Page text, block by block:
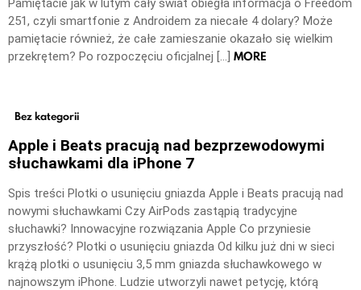
Pamiętacie jak w lutym cały świat obiegła informacja o Freedom
251, czyli smartfonie z Androidem za niecałe 4 dolary? Może
pamiętacie również, że całe zamieszanie okazało się wielkim
przekrętem? Po rozpoczęciu oficjalnej […] MORE
Bez kategorii
Apple i Beats pracują nad bezprzewodowymi
słuchawkami dla iPhone 7
Spis treści Plotki o usunięciu gniazda Apple i Beats pracują nad
nowymi słuchawkami Czy AirPods zastąpią tradycyjne
słuchawki? Innowacyjne rozwiązania Apple Co przyniesie
przyszłość? Plotki o usunięciu gniazda Od kilku już dni w sieci
krążą plotki o usunięciu 3,5 mm gniazda słuchawkowego w
najnowszym iPhone. Ludzie utworzyli nawet petycję, którą